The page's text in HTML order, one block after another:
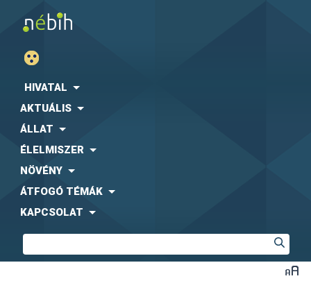
HIVATAL
AKTUÁLIS
ÁLLAT
ÉLELMISZER
NÖVÉNY
ÁTFOGÓ TÉMÁK
KAPCSOLAT